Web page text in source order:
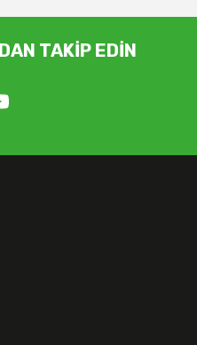
TAKİP EDİN